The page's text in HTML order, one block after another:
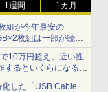
1週間 1カ月
組が今年最安の
枚組は一部が続騰
10万円超え。近い性
するといくらになる？
PCゲーム』】
した「USB Cable